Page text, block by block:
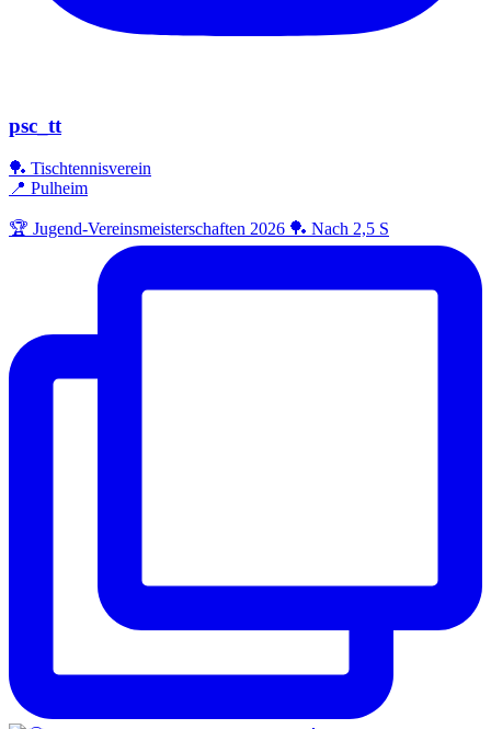
psc_tt
🏓 Tischtennisverein
📍 Pulheim
🏆 Jugend-Vereinsmeisterschaften 2026 🏓 Nach 2,5 S